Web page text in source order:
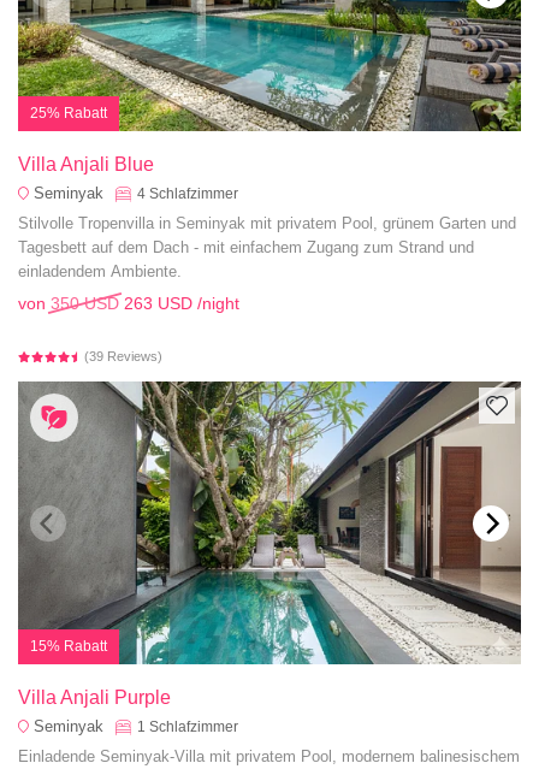
25% Rabatt
Villa Anjali Blue
Seminyak 4 Schlafzimmer
Stilvolle Tropenvilla in Seminyak mit privatem Pool, grünem Garten und
Tagesbett auf dem Dach - mit einfachem Zugang zum Strand und
einladendem Ambiente.
von 350 USD 263 USD /night
(39 Reviews)
15% Rabatt
Villa Anjali Purple
Seminyak 1 Schlafzimmer
Einladende Seminyak-Villa mit privatem Pool, modernem balinesischem